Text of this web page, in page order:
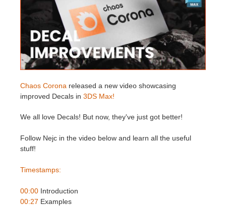
Historial de pagos
Editar perfil
Envío de trabajo de SketchUp
Envío de trabajo de Rhino
Redshift
Mental Ray
Modo
LightWave
Chaos Corona released a new video showcasing
improved Decals in 3DS Max!
We all love Decals! But now, they've just got better!
Follow Nejc in the video below and learn all the useful
stuff!
Timestamps:
00:00 Introduction
00:27 Examples